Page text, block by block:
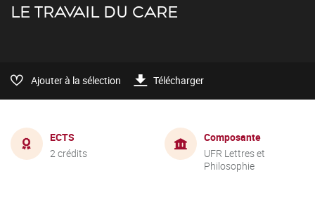
LE TRAVAIL DU CARE
Ajouter à la sélection Télécharger
ECTS
2 crédits
Composante
UFR Lettres et
Philosophie